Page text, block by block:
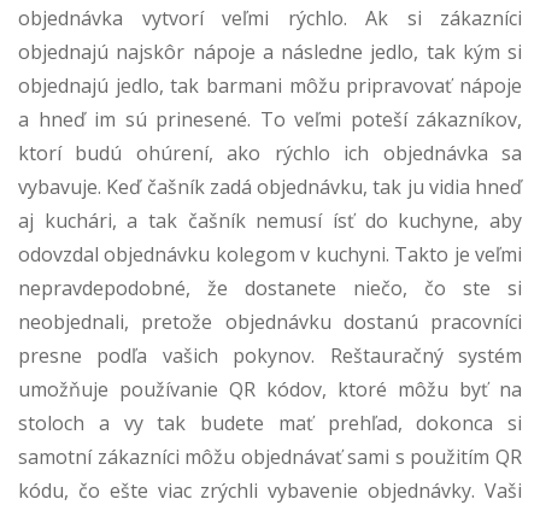
objednávka vytvorí veľmi rýchlo. Ak si zákazníci
objednajú najskôr nápoje a následne jedlo, tak kým si
objednajú jedlo, tak barmani môžu pripravovať nápoje
a hneď im sú prinesené. To veľmi poteší zákazníkov,
ktorí budú ohúrení, ako rýchlo ich objednávka sa
vybavuje. Keď čašník zadá objednávku, tak ju vidia hneď
aj kuchári, a tak čašník nemusí ísť do kuchyne, aby
odovzdal objednávku kolegom v kuchyni. Takto je veľmi
nepravdepodobné, že dostanete niečo, čo ste si
neobjednali, pretože objednávku dostanú pracovníci
presne podľa vašich pokynov. Reštauračný systém
umožňuje používanie QR kódov, ktoré môžu byť na
stoloch a vy tak budete mať prehľad, dokonca si
samotní zákazníci môžu objednávať sami s použitím QR
kódu, čo ešte viac zrýchli vybavenie objednávky. Vaši